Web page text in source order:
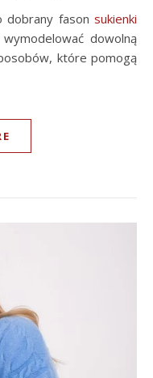
dobrany fason sukienki
dowolną
które pomogą